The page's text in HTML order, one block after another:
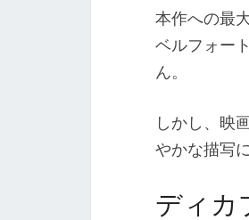
本作への最
ベルフォー
ん。
しかし、映
やかな描写
ディカ